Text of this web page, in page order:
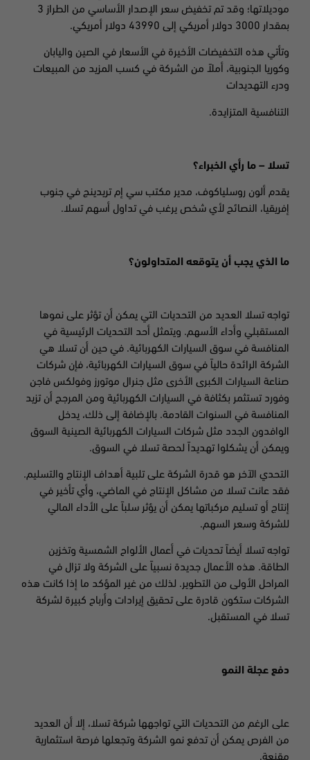
موديلاتها؛ وقد تم تخفيض سعر الإصدار الأساسي من الطراز 3
بمقدار 3000 دولار أمريكي إلى 43990 دولار أمريكي.
وتأتي هذه التخفيضات الأخيرة في الأسعار في الصين واليابان
وكوريا الجنوبية، أملاً من الشركة في كسب المزيد من المبيعات
ودرء التهديدات
التنافسية المتزايدة.
تسلا – ما رأي الخبراء؟
يقدم ألون روسلياكوف، مدير مكتب سي إم تريدينج في جنوب
إفريقيا، النصائح لأي شخص يرغب في تداول أسهم تسلا.
ما الذي يجب أن يتوقعه المتداولون؟
تواجه تسلا العديد من التحديات التي يمكن أن تؤثر على نموها
المستقبلي وأداء الأسهم. ويتمثل أحد التحديات الرئيسية في
المنافسة في سوق السيارات الكهربائية. في حين أن تسلا هي
الشركة الرائدة حالياً في سوق السيارات الكهربائية، فإن شركات
صناعة السيارات الكبرى الأخرى مثل جنرال موتورز وفولكس فاجن
وفورد تستثمر بكثافة في السيارات الكهربائية ومن المرجح أن تزيد
المنافسة في السنوات القادمة. بالإضافة إلى ذلك، يدخل
الوافدون الجدد مثل شركات السيارات الكهربائية الصينية السوق
ويمكن أن يشكلوا تهديداً لحصة تسلا في السوق.
التحدي الآخر هو قدرة الشركة على تلبية أهداف الإنتاج والتسليم.
فقد عانت تسلا من مشاكل الإنتاج في الماضي، وأي تأخير في
إنتاج أو تسليم مركباتها يمكن أن يؤثر سلباً على الأداء المالي
للشركة وسعر السهم.
تواجه تسلا أيضاً تحديات في أعمال الألواح الشمسية وتخزين
الطاقة. هذه الأعمال جديدة نسبياً على الشركة ولا تزال في
المراحل الأولى من التطوير. لذلك من غير المؤكد ما إذا كانت هذه
الشركات ستكون قادرة على تحقيق إيرادات وأرباح كبيرة لشركة
تسلا في المستقبل.
دفع عجلة النمو
على الرغم من التحديات التي تواجهها شركة تسلا، إلا أن العديد
من الفرص يمكن أن تدفع نمو الشركة وتجعلها فرصة استثمارية
مقنعة.